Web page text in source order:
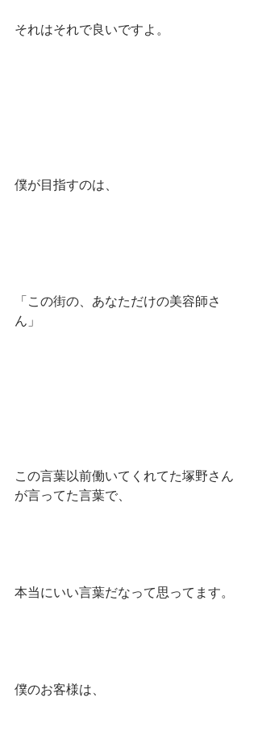
それはそれで良いですよ。
僕が目指すのは、
「この街の、あなただけの美容師さ
ん」
この言葉以前働いてくれてた塚野さん
が言ってた言葉で、
本当にいい言葉だなって思ってます。
僕のお客様は、